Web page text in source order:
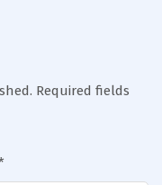
Required fields